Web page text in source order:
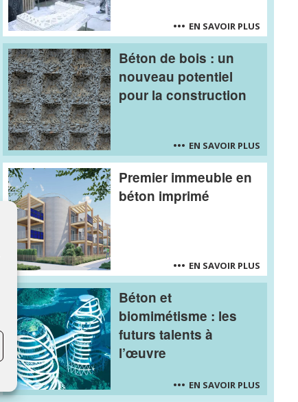
EN SAVOIR PLUS
Béton de bois : un
nouveau potentiel
pour la construction
EN SAVOIR PLUS
Premier immeuble en
béton imprimé
EN SAVOIR PLUS
Béton et
biomimétisme : les
futurs talents à
l’œuvre
EN SAVOIR PLUS